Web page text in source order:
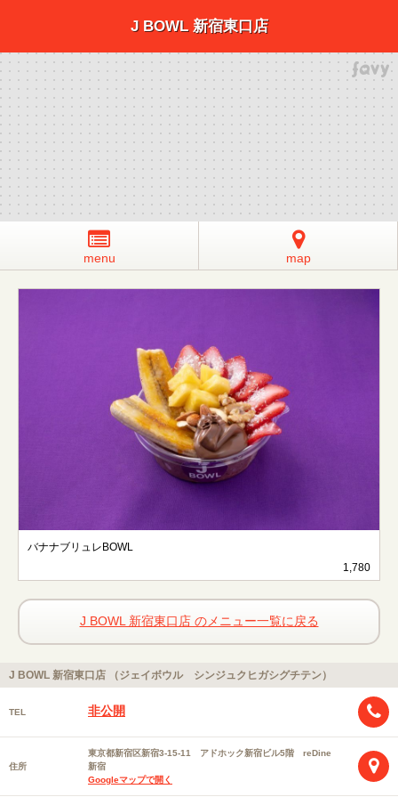
J BOWL 新宿東口店
menu map
バナナブリュレBOWL
1,780
J BOWL 新宿東口店 のメニュー一覧に戻る
J BOWL 新宿東口店 （ジェイボウル シンジュクヒガシグチテン）
TEL 非公開
住所
東京都新宿区新宿3-15-11 アドホック新宿ビル5階 reDine
新宿
Googleマップで開く